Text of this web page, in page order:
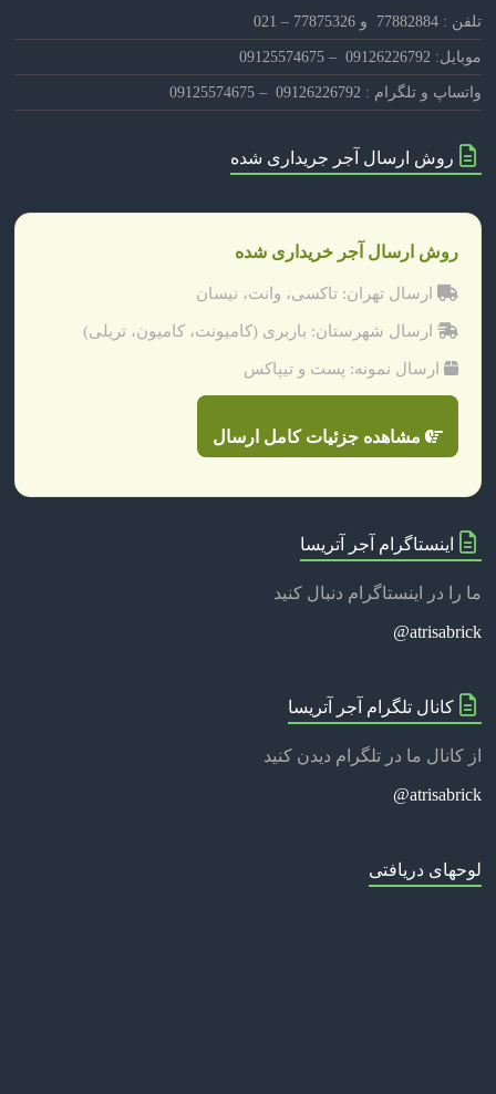
تلفن : 77882884 و 77875326 – 021
موبایل: 09126226792 – 09125574675
واتساپ و تلگرام : 09126226792 – 09125574675
روش ارسال آجر جریداری شده
روش ارسال آجر خریداری شده
ارسال تهران: تاکسی، وانت، نیسان
ارسال شهرستان: باربری (کامیونت، کامیون، تریلی)
ارسال نمونه: پست و تیپاکس
مشاهده جزئیات کامل ارسال
اینستاگرام آجر آتریسا
ما را در اینستاگرام دنبال کنید
atrisabrick
@
کانال تلگرام آجر آتریسا
از کانال ما در تلگرام دیدن کنید
atrisabrick@
لوحهای دریافتی